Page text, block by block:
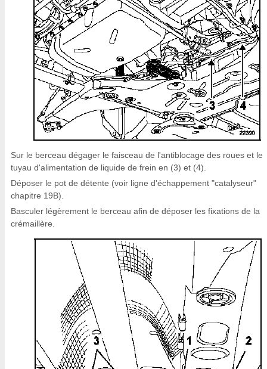
Sur le berceau dégager le faisceau de l'antiblocage des roues et le
tuyau d'alimentation de liquide de frein en (3) et (4).
Déposer le pot de détente (voir ligne d'échappement "catalyseur"
chapitre 19B).
Basculer légèrement le berceau afin de déposer les fixations de la
crémaillère.